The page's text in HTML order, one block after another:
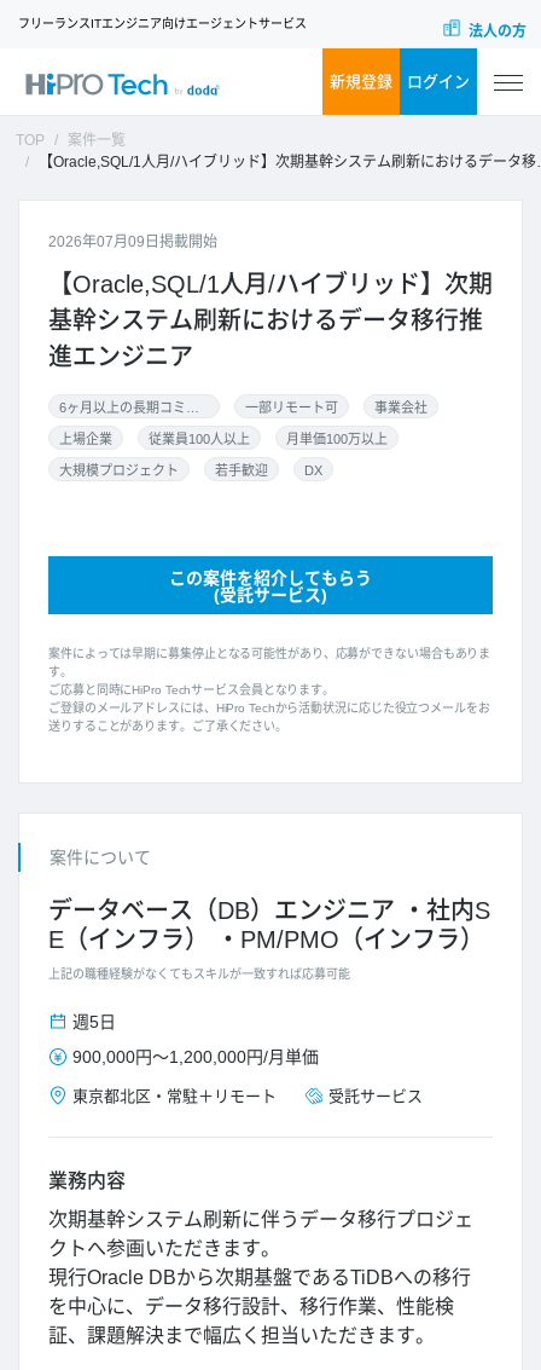
フリーランスITエンジニア向けエージェントサービス 法人の方
新規登録 ログイン
TOP
案件一覧
【Oracle,SQL/1人月/ハイブリッド】次期基幹システム刷新におけるデータ移行推進エンジニア
2026年07月09日掲載開始
【Oracle,SQL/1人月/ハイブリッド】次期
基幹システム刷新におけるデータ移行推
進エンジニア
一部リモート可 事業会社
上場企業 従業員100人以上 月単価100万以上
大規模プロジェクト 若手歓迎 DX
この案件を紹介してもらう
(受託サービス)
案件によっては早期に募集停止となる可能性があり、応募ができない場合もありま
す。
ご応募と同時にHiPro Techサービス会員となります。
ご登録のメールアドレスには、HiPro Techから活動状況に応じた役立つメールをお
送りすることがあります。ご了承ください。
案件について
データベース（DB）エンジニア
社内S
E（インフラ）
PM/PMO（インフラ）
上記の職種経験がなくてもスキルが一致すれば応募可能
週5日
900,000円～1,200,000円/月単価
東京都北区 ・ 常駐＋リモート 受託サービス
業務内容
次期基幹システム刷新に伴うデータ移行プロジェ
クトへ参画いただきます。
現行Oracle DBから次期基盤であるTiDBへの移行
を中心に、データ移行設計、移行作業、性能検
証、課題解決まで幅広く担当いただきます。